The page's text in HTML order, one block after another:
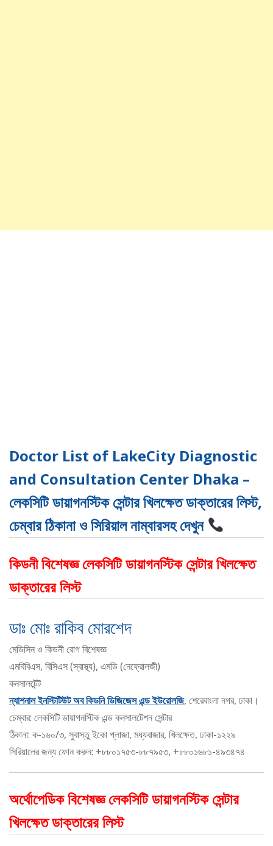
Doctor List of LakeCity Diagnostic
and Consultation Center Dhaka –
লেকসিটি ডায়াগনস্টিক সেন্টার খিলক্ষেত ডাক্তারের লিস্ট,
চেম্বার ঠিকানা ও সিরিয়াল নাম্বারসহ দেখুন
কিডনী বিশেষজ্ঞ লেকসিটি ডায়াগনস্টিক সেন্টার খিলক্ষেত
ডাক্তারের লিস্ট
ডাঃ মোঃ রাকিব মোরশেদ
মেডিসিন ও কিডনী রোগ বিশেষজ্ঞ
এমবিবিএস, বিসিএস (স্বাস্থ্য), এমডি (নেফ্রোলজী)
কনসালটেন্ট
ন্যাশনাল ইনস্টিটিউট অব কিডনি ডিজিজেস এন্ড ইউরোলজি, শেরেবাংলা নগর, ঢাকা।
চেম্বার: লেকসিটি ডায়াগনস্টিক এন্ড কনসালটেশন সেন্টার
ঠিকানা: ক-১৬০/৩, সুবাস্তু ইকো প্লাজা, মধ্যবাজার, খিলক্ষেত, ঢাকা-১২২৯
সিরিয়ালের জন্য ফোন করুন: +৮৮০১৭৫৩-৮৮৭৯৫৩, +৮৮০১৬৮১-৪৯৩৪৭৪
অর্থোপেডিক বিশেষজ্ঞ লেকসিটি ডায়াগনস্টিক সেন্টার
খিলক্ষেত ডাক্তারের লিস্ট